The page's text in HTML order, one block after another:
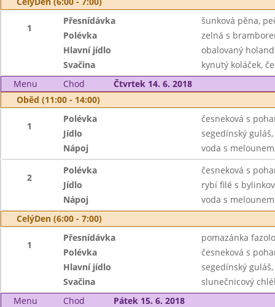
1
Přesnídávka
šunková pěna,
Polévka
zelná s
Hlavní jídlo
obalovaný
Svačina
kynutý koláček,
Menu
Chod
Čtvrtek 14. 6. 2018
Oběd (11:00 - 14:00)
1
Polévka
česneková s
Jídlo
segedínský
Nápoj
voda s
2
Polévka
česneková s
Jídlo
rybí filé s
Nápoj
voda s
CelýDen (6:00 - 7:00)
1
Přesnídávka
pomazánka
Polévka
česneková s
Hlavní jídlo
segedínský
Svačina
slunečnicový
Menu
Chod
Pátek 15. 6. 2018